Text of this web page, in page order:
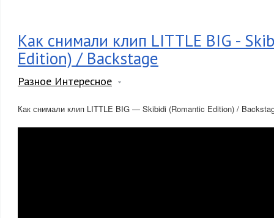
Как снимали клип LITTLE BIG -
Edition) / Backstage
Разное Интересное
Как снимали клип LITTLE BIG — Skibidi (Romantic Edition) /